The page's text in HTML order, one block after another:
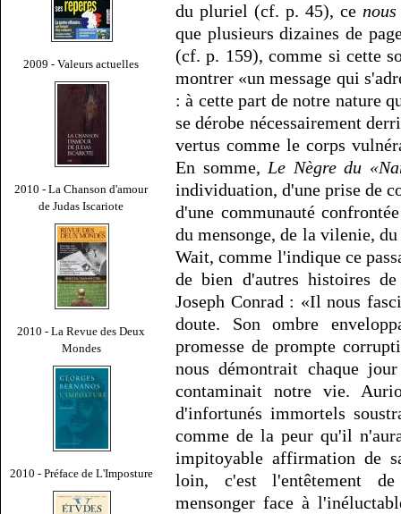
2009 - Valeurs actuelles
2010 - La Chanson d'amour
de Judas Iscariote
2010 - La Revue des Deux
Mondes
2010 - Préface de L'Imposture
du pluriel (cf. p. 45), ce nous
que plusieurs dizaines de
(cf. p. 159), comme si cette
montrer «un message qui
: à cette part de notre nature
se dérobe nécessairement
vertus comme le corps
En somme, Le Nègre du
individuation, d'une prise de
d'une communauté
du mensonge, de la vilenie,
Wait, comme l'indique ce
de bien d'autres histoires
Joseph Conrad : «Il nous
doute. Son ombre
promesse de prompte
nous démontrait chaque
contaminait notre vie.
d'infortunés immortels
comme de la peur qu'il
impitoyable affirmation de
loin, c'est l'entêtement
mensonger face à